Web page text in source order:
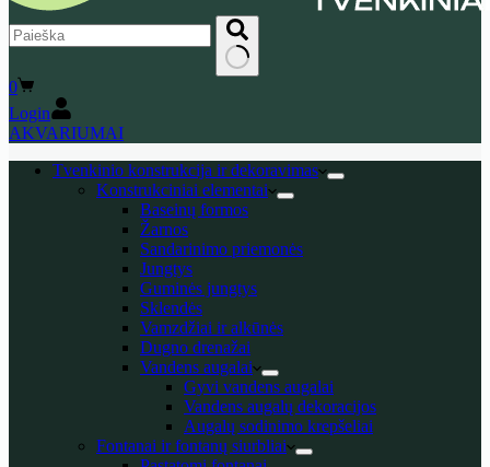
No
results
Shopping
cart
0
Login
AKVARIUMAI
Tvenkinio konstrukcija ir dekoravimas
Konstrukciniai elementai
Baseinų formos
Žarnos
Sandarinimo priemonės
Jungtys
Guminės jungtys
Sklendės
Vamzdžiai ir alkūnės
Dugno drenažai
Vandens augalai
Gyvi vandens augalai
Vandens augalų dekoracijos
Augalų sodinimo krepšeliai
Fontanai ir fontanų siurbliai